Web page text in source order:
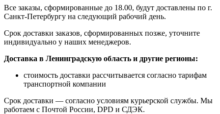
Все заказы, сформированные до 18.00, будут доставлены по г.
Санкт-Петербургу на следующий рабочий день.
Срок доставки заказов, сформированных позже, уточните
индивидуально у наших менеджеров.
Доставка в Ленинградскую область и другие регионы:
стоимость доставки рассчитывается согласно тарифам
транспортной компании
Срок доставки — согласно условиям курьерской службы. Мы
работаем с Почтой России, DPD и СДЭК.